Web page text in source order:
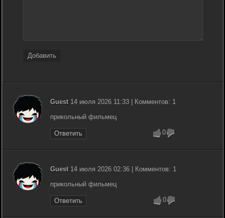
Добавить
Guest14 июля 2026 11:33 | Комментов: 1
прикольный фильмец
Ответить 0
Guest14 июля 2026 02:36 | Комментов: 1
прикольный фильмец
Ответить 0